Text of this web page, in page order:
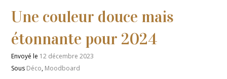
Une couleur douce mais
étonnante pour 2024
Envoyé le 12 décembre 2023
Sous Déco, Moodboard